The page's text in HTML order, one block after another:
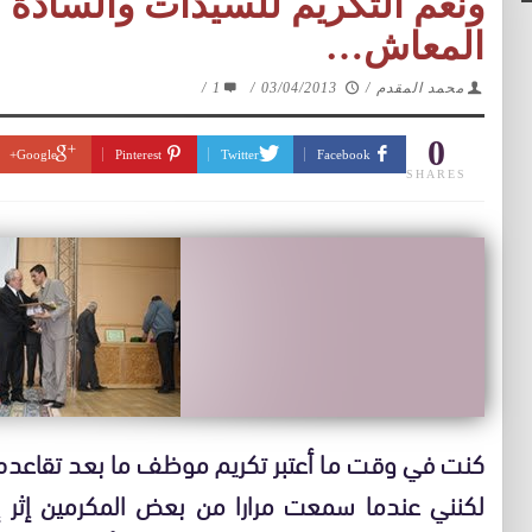
المعاش…
محمد المقدم /
03/04/2013
/
1
/
0
SHARES
Facebook
Twitter
Pinterest
Google+
كنت في وقت ما أعتبر تكريم موظف ما بعد
لكنني عندما سمعت مرارا من بعض المكرمين